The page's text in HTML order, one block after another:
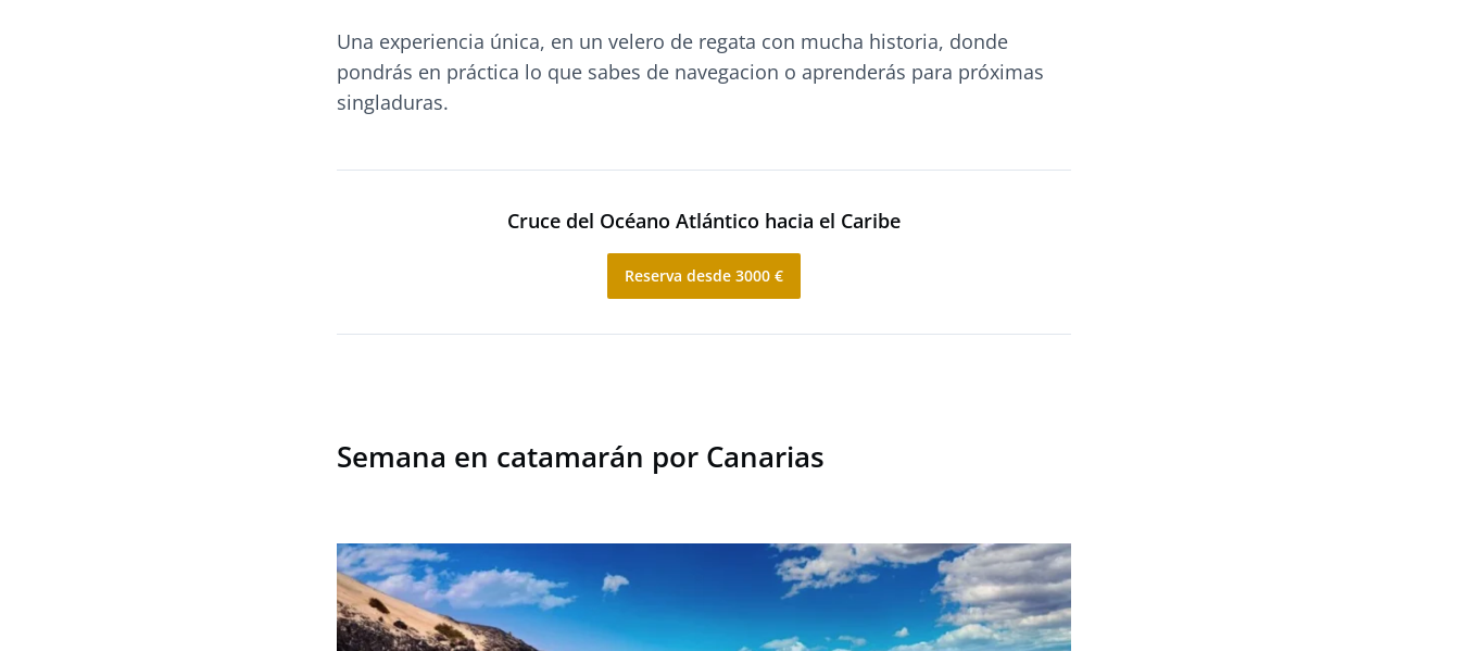
Una experiencia única, en un velero de regata con mucha historia, donde
pondrás en práctica lo que sabes de navegacion o aprenderás para próximas
singladuras.
Cruce del Océano Atlántico hacia el Caribe
Reserva desde 3000 €
Semana en catamarán por Canarias